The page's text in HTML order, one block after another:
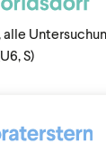
alle
S)